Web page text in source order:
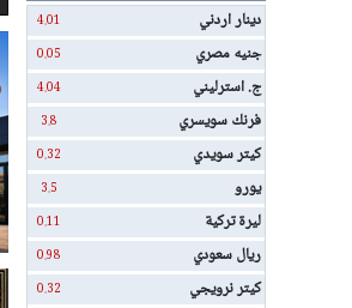
دينار اردني
4.01
جنيه مصري 0.05
ج. استرليني 4.04
فرنك سويسري 3.8
كيتر سويدي 0.32
يورو 3.5
ليرة تركية 0.11
ريال سعودي 0.98
كيتر نرويجي 0.32